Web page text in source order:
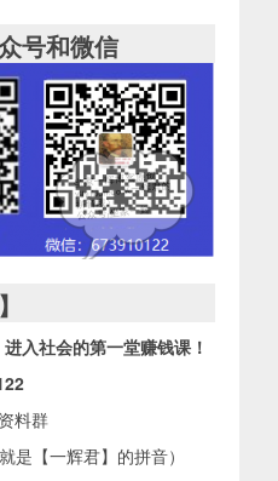
号和微信
入社会的第一堂赚钱课！
料群
是【一辉君】的拼音）